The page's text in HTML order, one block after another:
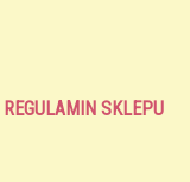
SKLEPU